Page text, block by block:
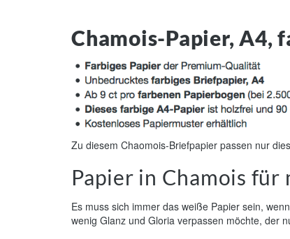
Chamois-Papier, A4,
Zu diesem Chaomois-Briefpapier passen nur
Papier in Chamois für
Es muss sich immer das weiße Papier sein,
wenig Glanz und Gloria verpassen möchte, der